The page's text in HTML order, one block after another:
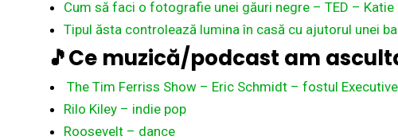
Cum să faci o fotografie unei găuri negre – TED – Katie
Tipul ăsta controlează lumina în casă cu ajutorul unei
🎵Ce muzică/podcast am
The Tim Ferriss Show – Eric Schmidt – fostul
Rilo Kiley – indie pop
Roosevelt – dance